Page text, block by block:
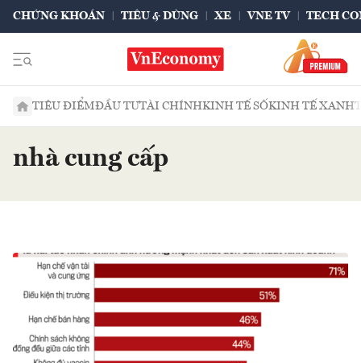
CHỨNG KHOÁN TIÊU & DÙNG XE VNE TV TECH
TIÊU ĐIỂMĐẦU TƯTÀI CHÍNHKINH TẾ SỐKINH TẾ XANH
nhà cung cấp